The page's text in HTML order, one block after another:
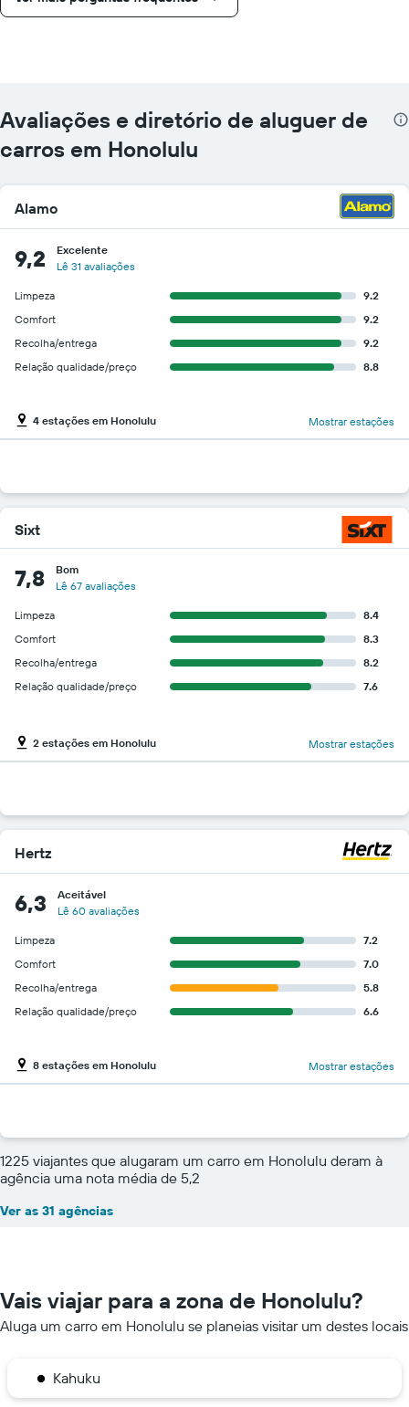
Avaliações e diretório de aluguer de
carros em Honolulu
Alamo
9,2
Excelente
Lê 31 avaliações
Limpeza
9.2
Comfort
9.2
Recolha/entrega
9.2
Relação qualidade/preço
8.8
4 estações em Honolulu Mostrar estações
Sixt
7,8
Bom
Lê 67 avaliações
Limpeza
8.4
Comfort
8.3
Recolha/entrega
8.2
Relação qualidade/preço
7.6
2 estações em Honolulu Mostrar estações
Hertz
6,3
Aceitável
Lê 60 avaliações
Limpeza
7.2
Comfort
7.0
Recolha/entrega
5.8
Relação qualidade/preço
6.6
8 estações em Honolulu Mostrar estações
1225 viajantes que alugaram um carro em Honolulu deram à
agência uma nota média de 5,2
Ver as 31 agências
Vais viajar para a zona de Honolulu?
Aluga um carro em Honolulu se planeias visitar um destes locais
Kahuku